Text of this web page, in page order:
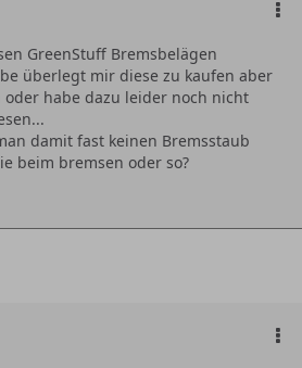
GreenStuff Bremsbelägen
überlegt mir diese zu kaufen aber
habe dazu leider noch nicht
damit fast keinen Bremsstaub
beim bremsen oder so?